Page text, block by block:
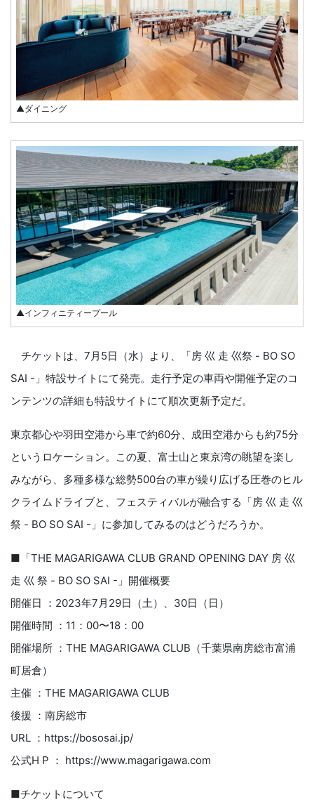
▲ダイニング
▲インフィニティープール
チケットは、7⽉5⽇（⽔）より、「房 ⼮ ⾛ ⼮祭 - BO SO
SAI -」特設サイトにて発売。⾛⾏予定の⾞両や開催予定のコ
ンテンツの詳細も特設サイトにて順次更新予定だ。
東京都⼼や⽻⽥空港から⾞で約60分、成⽥空港からも約75分
というロケーション。この夏、富⼠⼭と東京湾の眺望を楽し
みながら、多種多様な総勢500台の⾞が繰り広げる圧巻のヒル
クライムドライブと、フェスティバルが融合する「房 ⼮ ⾛ ⼮
祭 - BO SO SAI -」に参加してみるのはどうだろうか。
■「THE MAGARIGAWA CLUB GRAND OPENING DAY 房 ⼮
⾛ ⼮ 祭 - BO SO SAI -」開催概要
開催⽇ ：2023年7⽉29⽇（⼟）、30⽇（⽇）
開催時間 ：11：00〜18：00
開催場所 ：THE MAGARIGAWA CLUB（千葉県南房総市富浦
町居倉）
主催 ：THE MAGARIGAWA CLUB
後援 ：南房総市
URL ：https://bososai.jp/
公式H P ： https://www.magarigawa.com
■チケットについて